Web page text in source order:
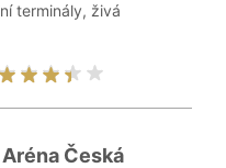
terminály, živá
Česká